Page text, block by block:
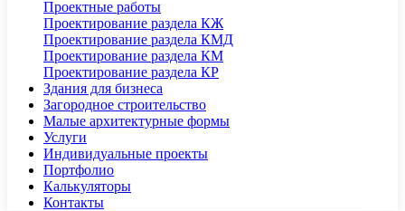
Проектные работы
Проектирование раздела КЖ
Проектирование раздела КМД
Проектирование раздела КМ
Проектирование раздела КР
Здания для бизнеса
Загородное строительство
Малые архитектурные формы
Услуги
Индивидуальные проекты
Портфолио
Калькуляторы
Контакты